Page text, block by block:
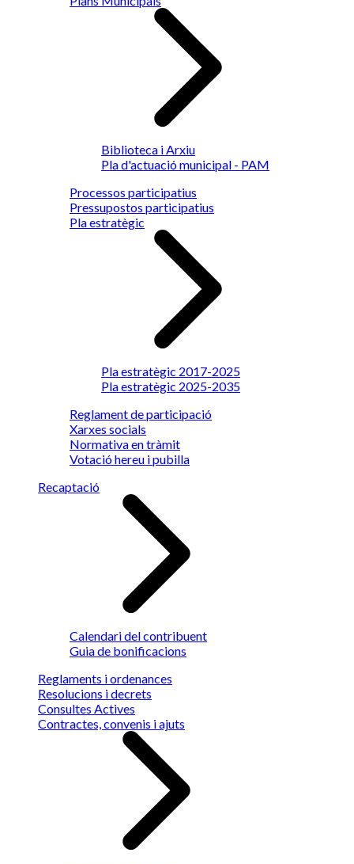
Biblioteca i Arxiu
Pla d'actuació municipal - PAM
Processos participatius
Pressupostos participatius
Pla estratègic
Pla estratègic 2017-2025
Pla estratègic 2025-2035
Reglament de participació
Xarxes socials
Normativa en tràmit
Votació hereu i pubilla
Recaptació
Calendari del contribuent
Guia de bonificacions
Reglaments i ordenances
Resolucions i decrets
Consultes Actives
Contractes, convenis i ajuts